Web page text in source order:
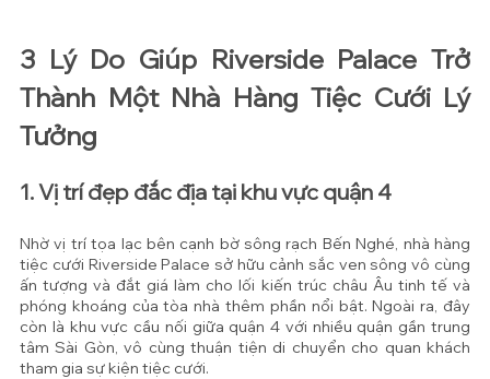
3 Lý Do Giúp Riverside Palace Trở
Thành Một Nhà Hàng Tiệc Cưới Lý
Tưởng
1. Vị trí đẹp đắc địa tại khu vực quận 4
Nhờ vị trí tọa lạc bên cạnh bờ sông rạch Bến Nghé, nhà hàng
tiệc cưới Riverside Palace sở hữu cảnh sắc ven sông vô cùng
ấn tượng và đắt giá làm cho lối kiến trúc châu Âu tinh tế và
phóng khoáng của tòa nhà thêm phần nổi bật. Ngoài ra, đây
còn là khu vực cầu nối giữa quận 4 với nhiều quận gần trung
tâm Sài Gòn, vô cùng thuận tiện di chuyển cho quan khách
tham gia sự kiện tiệc cưới.